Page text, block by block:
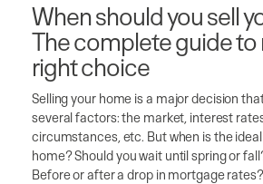
When should you sell
The complete guide
right choice
Selling your home is a major decision
several factors: the market, interest
circumstances, etc. But when is the
home? Should you wait until spring or
Before or after a drop in mortgage